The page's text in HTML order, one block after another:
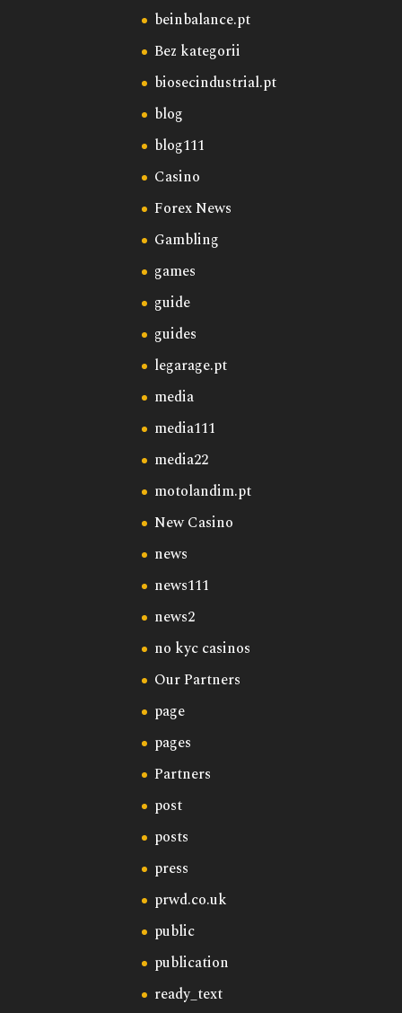
beinbalance.pt
Bez kategorii
biosecindustrial.pt
blog
blog111
Casino
Forex News
Gambling
games
guide
guides
legarage.pt
media
media111
media22
motolandim.pt
New Casino
news
news111
news2
no kyc casinos
Our Partners
page
pages
Partners
post
posts
press
prwd.co.uk
public
publication
ready_text